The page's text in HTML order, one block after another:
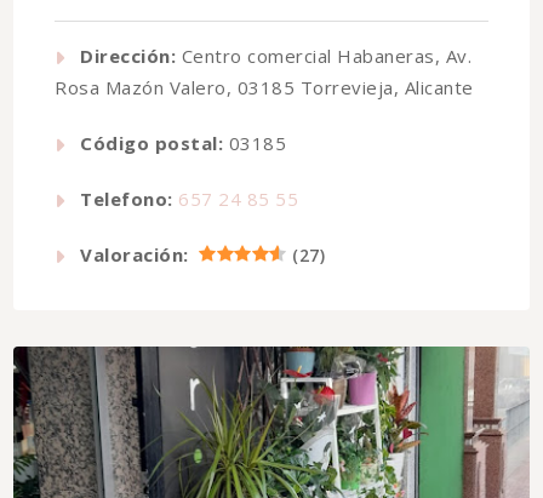
Dirección: Centro comercial Habaneras, Av.
Rosa Mazón Valero, 03185 Torrevieja, Alicante
Código postal: 03185
Telefono: 657 24 85 55
Valoración: (27)